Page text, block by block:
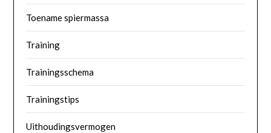
Toename spiermassa
Training
Trainingsschema
Trainingstips
Uithoudingsvermogen